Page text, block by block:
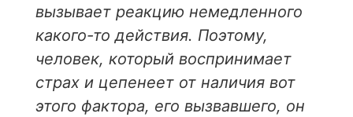
вызывает реакцию немедленного
какого-то действия. Поэтому,
человек, который воспринимает
страх и цепенеет от наличия вот
этого фактора, его вызвавшего, он